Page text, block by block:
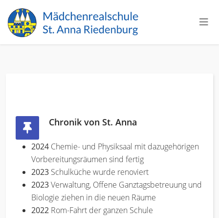
Chronik von St. Anna
2024 Chemie- und Physiksaal mit dazugehörigen
Vorbereitungsräumen sind fertig
2023 Schulküche wurde renoviert
2023Verwaltung, Offene Ganztagsbetreuung und
Biologie ziehen in die neuen Räume
2022 Rom-Fahrt der ganzen Schule